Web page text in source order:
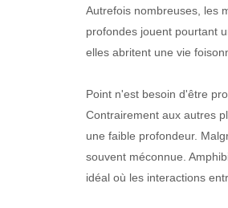
Autrefois nombreuses, les
profondes jouent pourtant
elles abritent une vie
Point n'est besoin d'être
Contrairement aux autres
une faible profondeur.
souvent méconnue.
idéal où les interactions